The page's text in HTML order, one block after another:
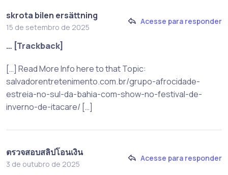
skrota bilen ersättning
15 de setembro de 2025
Acesse para responder
… [Trackback]
[…] Read More Info here to that Topic:
salvadorentretenimento.com.br/grupo-afrocidade-
estreia-no-sul-da-bahia-com-show-no-festival-de-
inverno-de-itacare/ […]
ตรวจสอบสลิปโอนเงิน
3 de outubro de 2025
Acesse para responder